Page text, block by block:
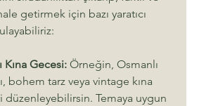
getirmek için bazı yaratıcı
Kına Gecesi: Örneğin, Osmanlı
bohem tarz veya vintage kına
düzenleyebilirsin. Temaya uygun